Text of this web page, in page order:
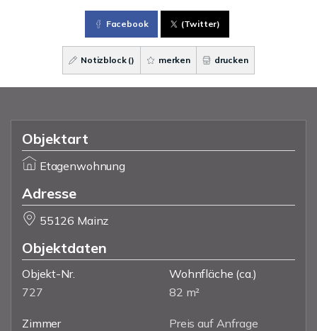
Facebook (Twitter)
Notizblock () merken drucken
Objektart
Etagenwohnung
Adresse
55126 Mainz
Objektdaten
Objekt-Nr.
727
Wohnfläche (ca.)
82 m²
Zimmer
Preis auf Anfrage